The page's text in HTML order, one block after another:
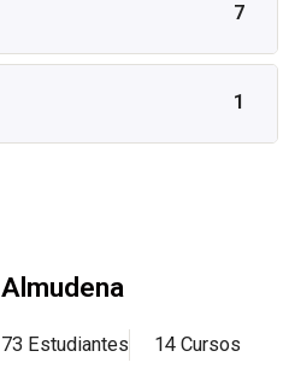
7
1
Almudena
73 Estudiantes 14 Cursos